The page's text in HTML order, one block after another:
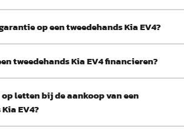
op een tweedehands Kia EV4?
tweedehands Kia EV4 financieren?
letten bij de aankoop van een
EV4?